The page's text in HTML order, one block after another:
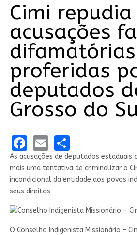
Cimi repudia
acusações
difamatórias
proferidas
deputados
Grosso do
Facebook
EmailShare
As acusações de deputados estaduais
mais uma tentativa de criminalizar o
incondicional da entidade aos povos
seus direitos
O Conselho Indigenista Missionário –